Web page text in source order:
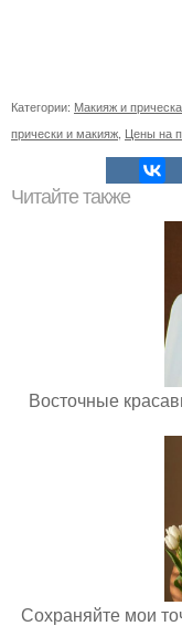
Категории: Макияж и
прически и макияж Цены на
Читайте также
Восточные
Сохраняйте мои